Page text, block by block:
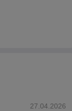
27.04.2026